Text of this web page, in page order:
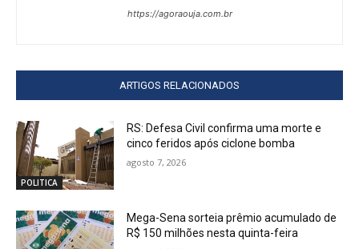
https://agoraouja.com.br
ARTIGOS RELACIONADOS
POLITICA
RS: Defesa Civil confirma uma morte e
cinco feridos após ciclone bomba
agosto 7, 2026
Mega-Sena sorteia prêmio acumulado de
R$ 150 milhões nesta quinta-feira